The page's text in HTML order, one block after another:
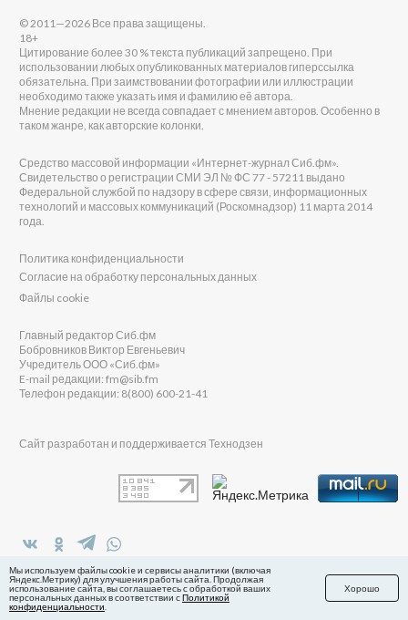
в Яндекс.Дзен
© 2011—2026 Все права защищены.
18+
Цитирование более 30 % текста публикаций запрещено. При
использовании любых опубликованных материалов гиперссылка
обязательна. При заимствовании фотографии или иллюстрации
необходимо также указать имя и фамилию её автора.
Мнение редакции не всегда совпадает с мнением авторов. Особенно в
таком жанре, как авторские колонки.
Средство массовой информации «Интернет-журнал Сиб.фм».
Свидетельство о регистрации СМИ ЭЛ № ФС 77 - 57211 выдано
Федеральной службой по надзору в сфере связи, информационных
технологий и массовых коммуникаций (Роскомнадзор) 11 марта 2014
года.
Политика конфиденциальности
Согласие на обработку персональных данных
Файлы cookie
Главный редактор Сиб.фм
Бобровников Виктор Евгеньевич
Учредитель ООО «Сиб.фм»
E-mail редакции: fm@sib.fm
Телефон редакции: 8(800) 600-21-41
Сайт разработан и поддерживается Технодзен
Мы используем файлы cookie и сервисы аналитики (включая
Яндекс.Метрику) для улучшения работы сайта. Продолжая
использование сайта, вы соглашаетесь с обработкой ваших
персональных данных в соответствии сПолитикой
конфиденциальности
Хорошо